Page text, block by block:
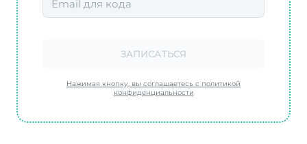
ЗАПИСАТЬСЯ
Нажимая кнопку, вы соглашаетесь с политикой
конфиденциальности